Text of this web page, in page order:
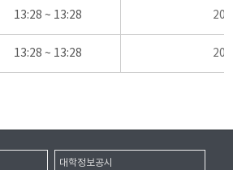
13:28 ~ 13:28
13:28 ~ 13:28
대학정보공시